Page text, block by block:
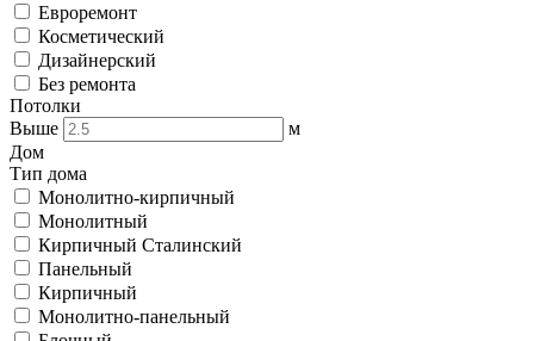
Евроремонт
Косметический
Дизайнерский
Без ремонта
Потолки
Выше
м
Дом
Тип дома
Монолитно-кирпичный
Монолитный
Кирпичный Сталинский
Панельный
Кирпичный
Монолитно-панельный